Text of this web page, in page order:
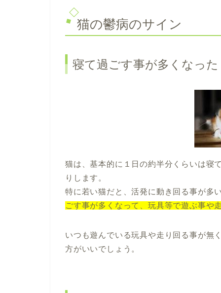
猫の鬱病のサイン
寝て過ごす事が多くなった
猫は、基本的に１日の約半分くらいは寝
りします。
特に若い猫だと、活発に動き回る事が多
ごす事が多くなって、玩具等で遊ぶ事や
いつも遊んでいる玩具や走り回る事が無
方がいいでしょう。